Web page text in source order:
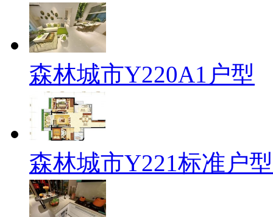
森林城市Y220A1户型
森林城市Y221标准户型